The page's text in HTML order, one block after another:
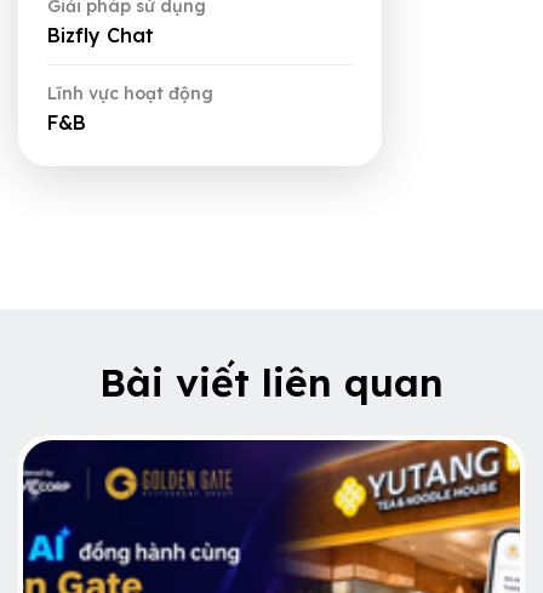
Giải pháp sử dụng
Bizfly Chat
Lĩnh vực hoạt động
F&B
Bài viết liên quan